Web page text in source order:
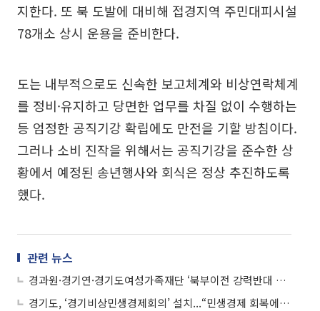
지한다. 또 북 도발에 대비해 접경지역 주민대피시설
78개소 상시 운용을 준비한다.
도는 내부적으로도 신속한 보고체계와 비상연락체계
를 정비·유지하고 당면한 업무를 차질 없이 수행하는
등 엄정한 공직기강 확립에도 만전을 기할 방침이다.
그러나 소비 진작을 위해서는 공직기강을 준수한 상
황에서 예정된 송년행사와 회식은 정상 추진하도록
했다.
관련 뉴스
경과원·경기연·경기도여성가족재단 ‘북부이전 강력반대 집회’...“예산낭비·인력유출 우려”
경기도, ‘경기비상민생경제회의’ 설치...“민생경제 회복에 총력”